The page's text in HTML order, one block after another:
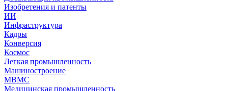
Изобретения и патенты
ИИ
Инфраструктура
Кадры
Конверсия
Космос
Легкая промышленность
Машиностроение
МВМС
Медицинская промышленность